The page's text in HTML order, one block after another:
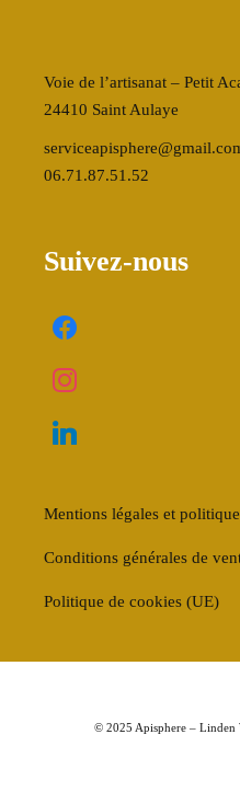
Voie de l’artisanat – Petit
24410 Saint Aulaye
06.71.87.51.52
Suivez-nous
Mentions légales et
Conditions générales de
Politique de cookies (UE)
© 2025 Apisphere –Linden